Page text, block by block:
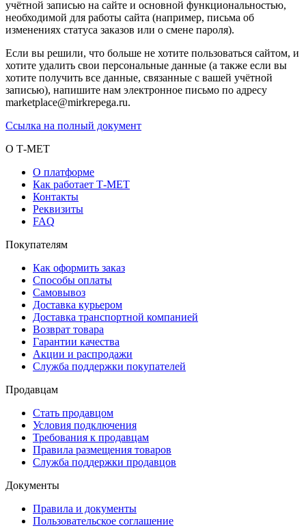
учётной записью на сайте и основной функциональностью,
необходимой для работы сайта (например, письма об
изменениях статуса заказов или о смене пароля).
Если вы решили, что больше не хотите пользоваться сайтом, и
хотите удалить свои персональные данные (а также если вы
хотите получить все данные, связанные с вашей учётной
записью), напишите нам электронное письмо по адресу
marketplace@mirkrepega.ru.
Ссылка на полный документ
О Т-МЕТ
О платформе
Как работает Т-МЕТ
Контакты
Реквизиты
FAQ
Покупателям
Как оформить заказ
Способы оплаты
Самовывоз
Доставка курьером
Доставка транспортной компанией
Возврат товара
Гарантии качества
Акции и распродажи
Служба поддержки покупателей
Продавцам
Стать продавцом
Условия подключения
Требования к продавцам
Правила размещения товаров
Служба поддержки продавцов
Документы
Правила и документы
Пользовательское соглашение